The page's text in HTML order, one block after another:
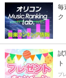
毎
ク
試
ト
プ